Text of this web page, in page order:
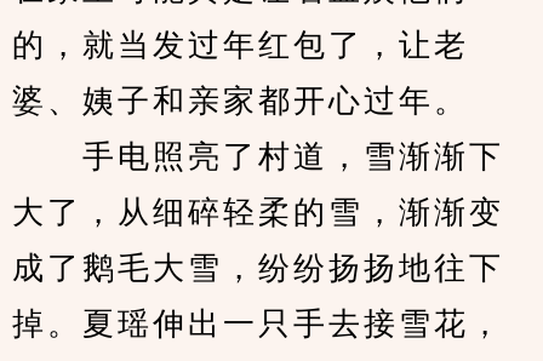
的，就当发过年红包了，让老
婆、姨子和亲家都开心过年。
手电照亮了村道，雪渐渐下
大了，从细碎轻柔的雪，渐渐变
成了鹅毛大雪，纷纷扬扬地往下
掉。夏瑶伸出一只手去接雪花，